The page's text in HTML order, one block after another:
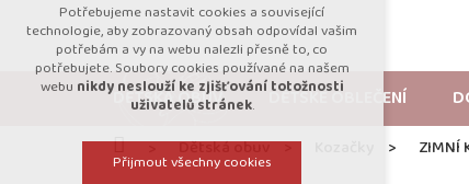
DĚTSKÁ OBUV DĚTSKÉ OBLEČENÍ
DomůDětská obuv ZIMNÍ
Potřebujeme nastavit cookies a související
technologie, aby zobrazovaný obsah odpovídal vašim
potřebám a vy na webu nalezli přesně to, co
potřebujete. Soubory cookies používané na našem
webu nikdy neslouží ke zjišťování totožnosti
uživatelů stránek.
Přijmout všechny cookies